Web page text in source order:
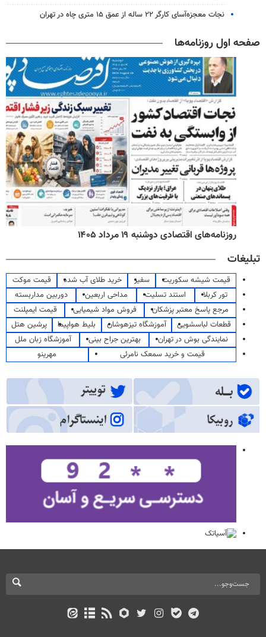
نجات معجزه‌آسای کارگر ۲۲ ساله از عمق ۱۵ متری چاه در تهران
صفحه اول روزنامه‌ها
روزنامه‌های اقتصادی دوشنبه ۱۹ مرداد ۱۴۰۵
تبلیغات
قیمت شیشه سکوریت سفیر خرید طلای آب شده
قیمت موکت
تور کربلا
استند تسلیت مداحی اربعین
دوربین مداربسته
مرجع پاسخ معتبر پزشکان
فروش مواد شیمیایی
قیمت ایمپلنت
قطعات لباسشویی
آموزشگاه تیزهوشان بلیط هواپیما
پرشین هتل
نمایندگی بوش در تهران
بهترین جراح بینی
آموزشگاه زبان ملل
قیمت و خرید سمعک نامرئی
مهرینو